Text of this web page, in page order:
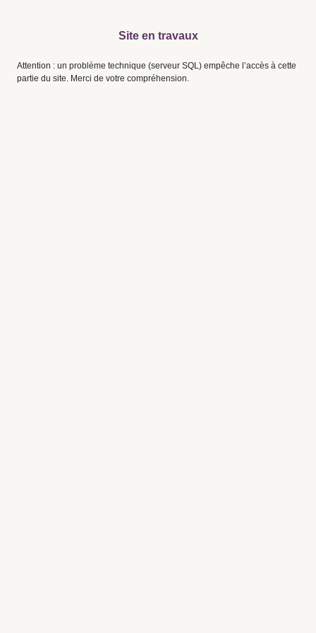
Site en travaux
Attention : un problème technique (serveur SQL) empêche l’accès à cette
partie du site. Merci de votre compréhension.